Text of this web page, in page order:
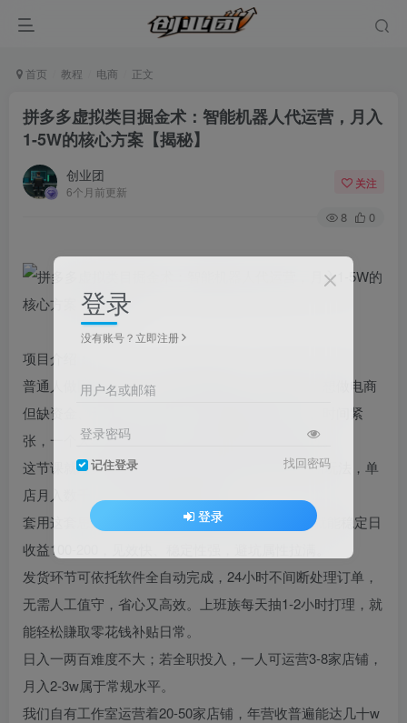
首页 教程 电商 正文
拼多多虚拟类目掘金术：智能机器人代运营，月入
1-5W的核心方案【揭秘】
创业团
6个月前更新
关注
8 0
项目介绍：
普通人做网络创业，核心是精简赛道、专注深耕。想做电商
但缺资金、无货源、没团队，还要兼顾本职工作、时间紧
张，一个人不知如何起步？那这款项目千万别错过。
这节课就给大家分享2025年拼多多虚拟电商的全新玩法，单
店月入数千，普通人也能快速落地。
套用这套思路，3-5天即可实现首单破冰，5-10天就能稳定日
收益100-200，见效快、稳定性强，避坑属性拉满。
发货环节可依托软件全自动完成，24小时不间断处理订单，
无需人工值守，省心又高效。上班族每天抽1-2小时打理，就
能轻松賺取零花钱补贴日常。
日入一两百难度不大；若全职投入，一人可运营3-8家店铺，
月入2-3w属于常规水平。
我们自有工作室运营着20-50家店铺，年营收普遍能达几十w
登录
没有账号？立即注册
用户名或邮箱
登录密码
记住登录 找回密码
登录